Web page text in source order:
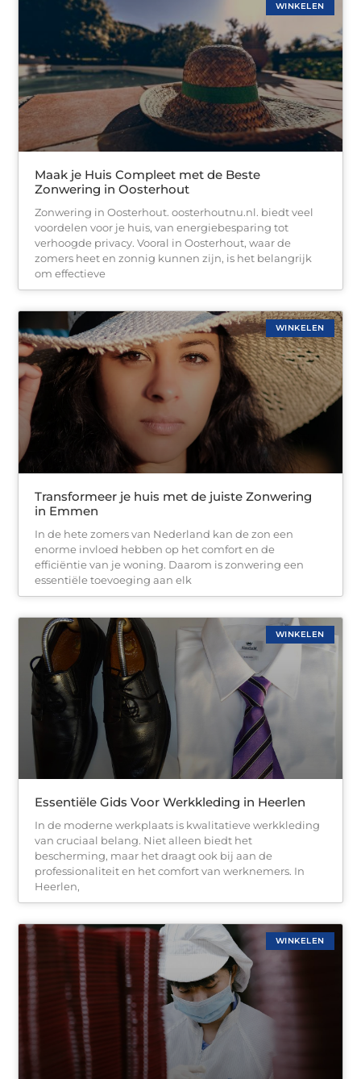
WINKELEN
Maak je Huis Compleet met de Beste
Zonwering in Oosterhout
Zonwering in Oosterhout. oosterhoutnu.nl. biedt veel
voordelen voor je huis, van energiebesparing tot
verhoogde privacy. Vooral in Oosterhout, waar de
zomers heet en zonnig kunnen zijn, is het belangrijk
om effectieve
WINKELEN
Transformeer je huis met de juiste Zonwering
in Emmen
In de hete zomers van Nederland kan de zon een
enorme invloed hebben op het comfort en de
efficiëntie van je woning. Daarom is zonwering een
essentiële toevoeging aan elk
WINKELEN
Essentiële Gids Voor Werkkleding in Heerlen
In de moderne werkplaats is kwalitatieve werkkleding
van cruciaal belang. Niet alleen biedt het
bescherming, maar het draagt ook bij aan de
professionaliteit en het comfort van werknemers. In
Heerlen,
WINKELEN